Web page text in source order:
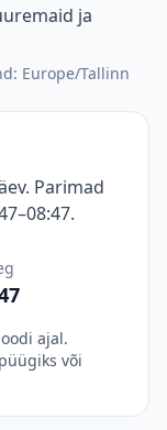
ja
Europe/Tallinn
Parimad
ajal.
või